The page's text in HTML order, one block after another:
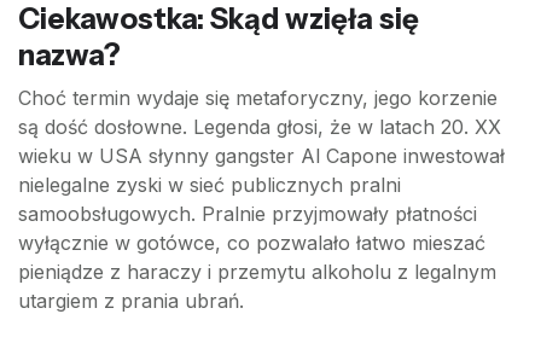
Ciekawostka: Skąd wzięła się
nazwa?
Choć termin wydaje się metaforyczny, jego korzenie
są dość dosłowne. Legenda głosi, że w latach 20. XX
wieku w USA słynny gangster Al Capone inwestował
nielegalne zyski w sieć publicznych pralni
samoobsługowych. Pralnie przyjmowały płatności
wyłącznie w gotówce, co pozwalało łatwo mieszać
pieniądze z haraczy i przemytu alkoholu z legalnym
utargiem z prania ubrań.